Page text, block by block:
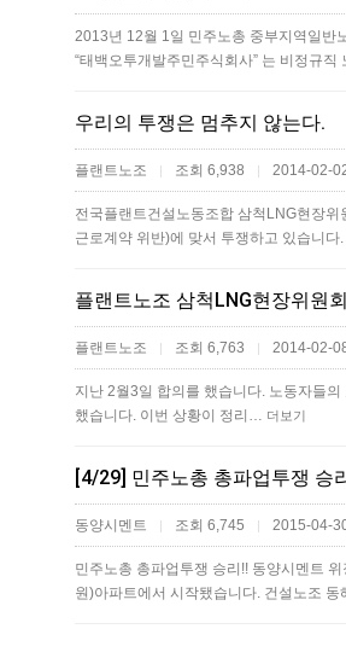
2013년 12월 1일 민주노총 중부지역일반
“태백오투개발주민주식회사” 는 비정규
우리의 투쟁은 멈추지 않는다.
플랜트노조 | 조회 6,938 | 2014-02-
전국플랜트건설노동조합 삼척LNG현장
근로계약 위반)에 맞서 투쟁하고 있습니
플랜트노조 삼척LNG현장위원
플랜트노조 | 조회 6,763 | 2014-02-
지난 2월3일 합의를 했습니다. 노동자들
했습니다. 이번 상황이 정리… 더보기
동양시멘트 | 조회 6,745 | 2015-04-
민주노총 총파업투쟁 승리!! 동양시멘트
원)아파트에서 시작됐습니다. 건설노조